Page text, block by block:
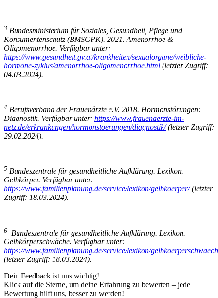
3 Bundesministerium für Soziales, Gesundheit, Pflege und
Konsumentenschutz (BMSGPK). 2021. Amenorrhoe &
Oligomenorrhoe. Verfügbar unter:
https://www.gesundheit.gv.at/krankheiten/sexualorgane/weibliche-
hormone-zyklus/amenorrhoe-oligomenorrhoe.html (letzter Zugriff:
04.03.2024).
4 Berufsverband der Frauenärzte e.V. 2018. Hormonstörungen:
Diagnostik. Verfügbar unter: https://www.frauenaerzte-im-
netz.de/erkrankungen/hormonstoerungen/diagnostik/(letzter Zugriff:
29.02.2024).
5 Bundeszentrale für gesundheitliche Aufklärung. Lexikon.
Gelbkörper. Verfügbar unter:
https://www.familienplanung.de/service/lexikon/gelbkoerper/(letzter
Zugriff: 18.03.2024).
6 Bundeszentrale für gesundheitliche Aufklärung. Lexikon.
Gelbkörperschwäche. Verfügbar unter:
https://www.familienplanung.de/service/lexikon/
(letzter Zugriff: 18.03.2024).
Dein Feedback ist uns wichtig!
Klick auf die Sterne, um deine Erfahrung zu bewerten – jede
Bewertung hilft uns, besser zu werden!